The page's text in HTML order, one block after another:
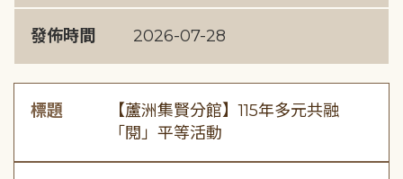
發佈時間 2026-07-28
標題
【蘆洲集賢分館】115年多元共融
「閱」平等活動